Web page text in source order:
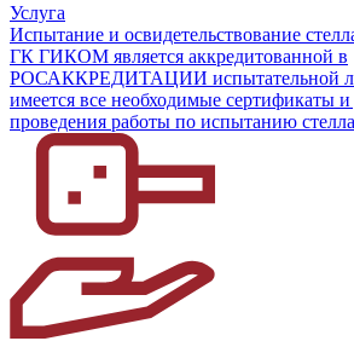
Услуга
Испытание и освидетельствование
ГК ГИКОМ является аккредитованной в
РОСАККРЕДИТАЦИИ испытательной
имеется все необходимые сертификаты
проведения работы по испытанию